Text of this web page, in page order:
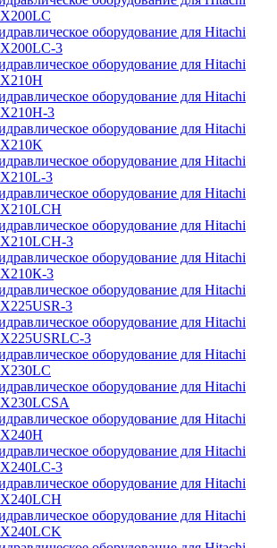
оборудование для Hitachi
3
оборудование для Hitachi
оборудование для Hitachi
3
оборудование для Hitachi
оборудование для Hitachi
3
оборудование для Hitachi
оборудование для Hitachi
3
оборудование для Hitachi
3
оборудование для Hitachi
3
оборудование для Hitachi
3
оборудование для Hitachi
оборудование для Hitachi
оборудование для Hitachi
оборудование для Hitachi
3
оборудование для Hitachi
оборудование для Hitachi